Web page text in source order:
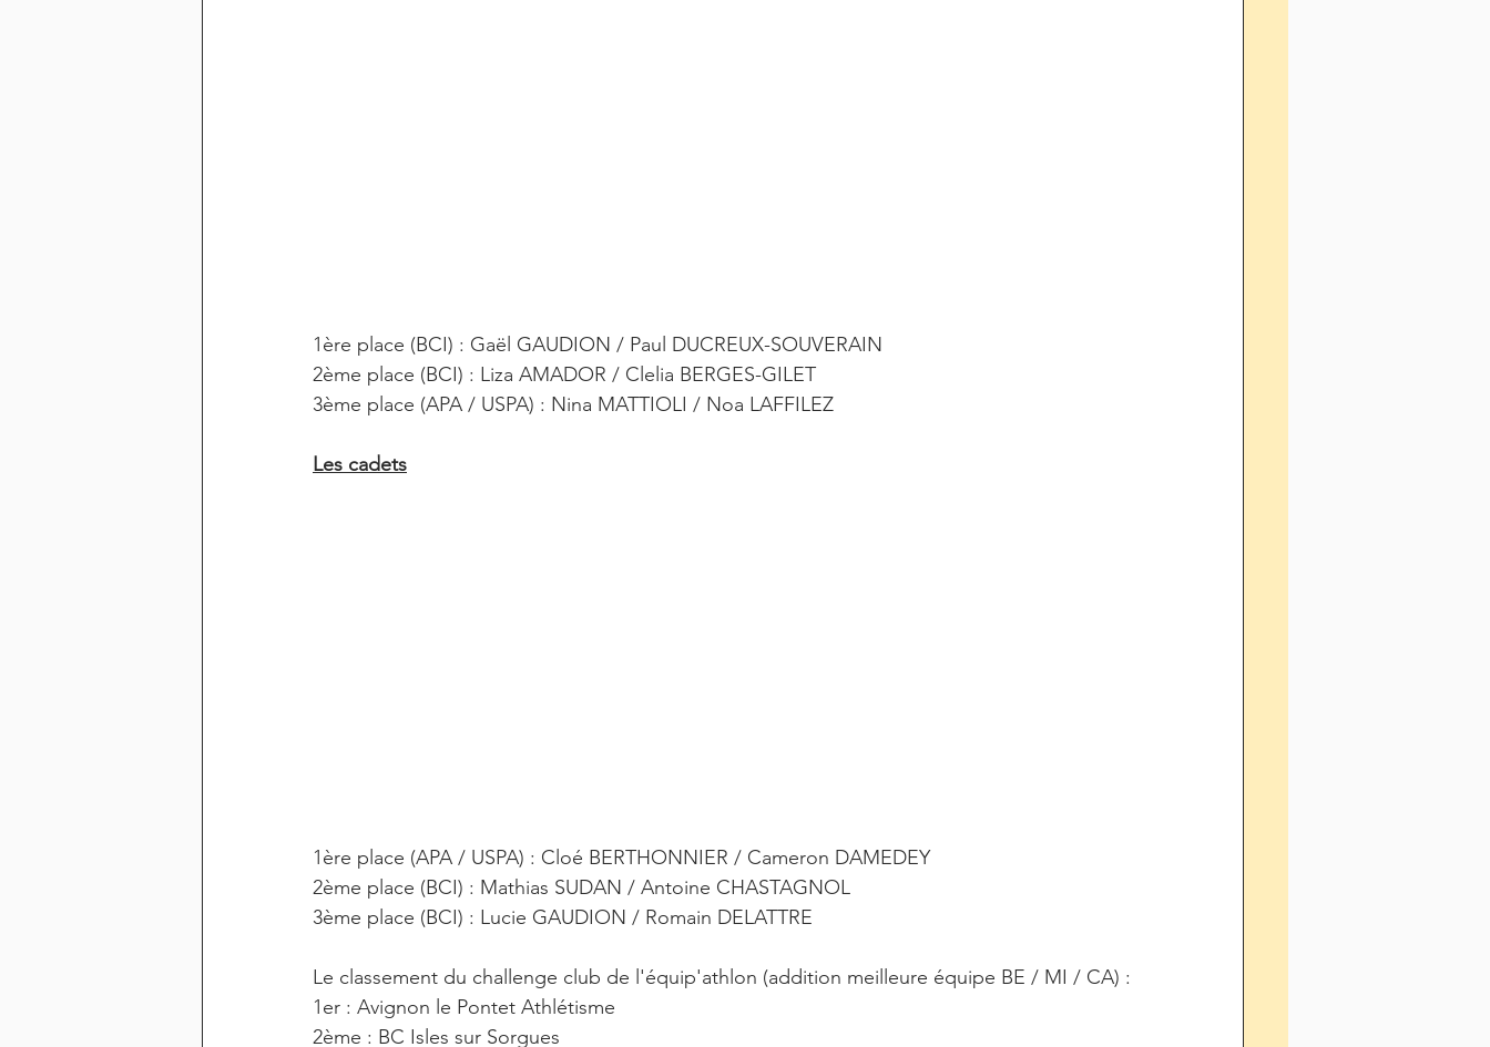
1ère place (BCI) : Gaël GAUDION / Paul DUCREUX-SOUVERAIN
2ème place (BCI) : Liza AMADOR / Clelia BERGES-GILET
3ème place (APA / USPA) : Nina MATTIOLI / Noa LAFFILEZ
Les cadets
1ère place (APA / USPA) : Cloé BERTHONNIER / Cameron DAMEDEY
2ème place (BCI) : Mathias SUDAN / Antoine CHASTAGNOL
3ème place (BCI) : Lucie GAUDION / Romain DELATTRE
Le classement du challenge club de l'équip'athlon (addition meilleure équipe BE / MI / CA) :
1er : Avignon le Pontet Athlétisme
2ème : BC Isles sur Sorgues